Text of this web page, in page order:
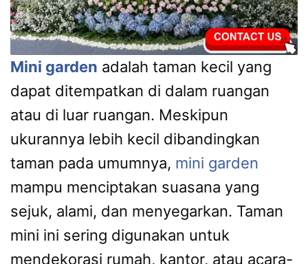
Mini garden adalah taman kecil yang
dapat ditempatkan di dalam ruangan
atau di luar ruangan. Meskipun
ukurannya lebih kecil dibandingkan
taman pada umumnya, mini garden
mampu menciptakan suasana yang
sejuk, alami, dan menyegarkan. Taman
mini ini sering digunakan untuk
mendekorasi rumah, kantor, atau acara-